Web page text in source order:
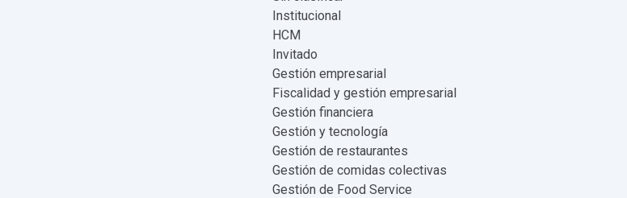
Institucional
HCM
Invitado
Gestión empresarial
Fiscalidad y gestión empresarial
Gestión financiera
Gestión y tecnología
Gestión de restaurantes
Gestión de comidas colectivas
Gestión de Food Service